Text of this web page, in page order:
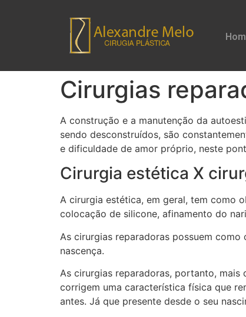
Cirurgias
A construção e a manutenção da
sendo desconstruídos, são
e dificuldade de amor próprio, neste
Cirurgia estética X
A cirurgia estética, em geral, tem como
colocação de silicone, afinamento do
As cirurgias reparadoras possuem
nascença.
As cirurgias reparadoras, portanto, mais
corrigem uma característica física que
antes. Já que presente desde o seu